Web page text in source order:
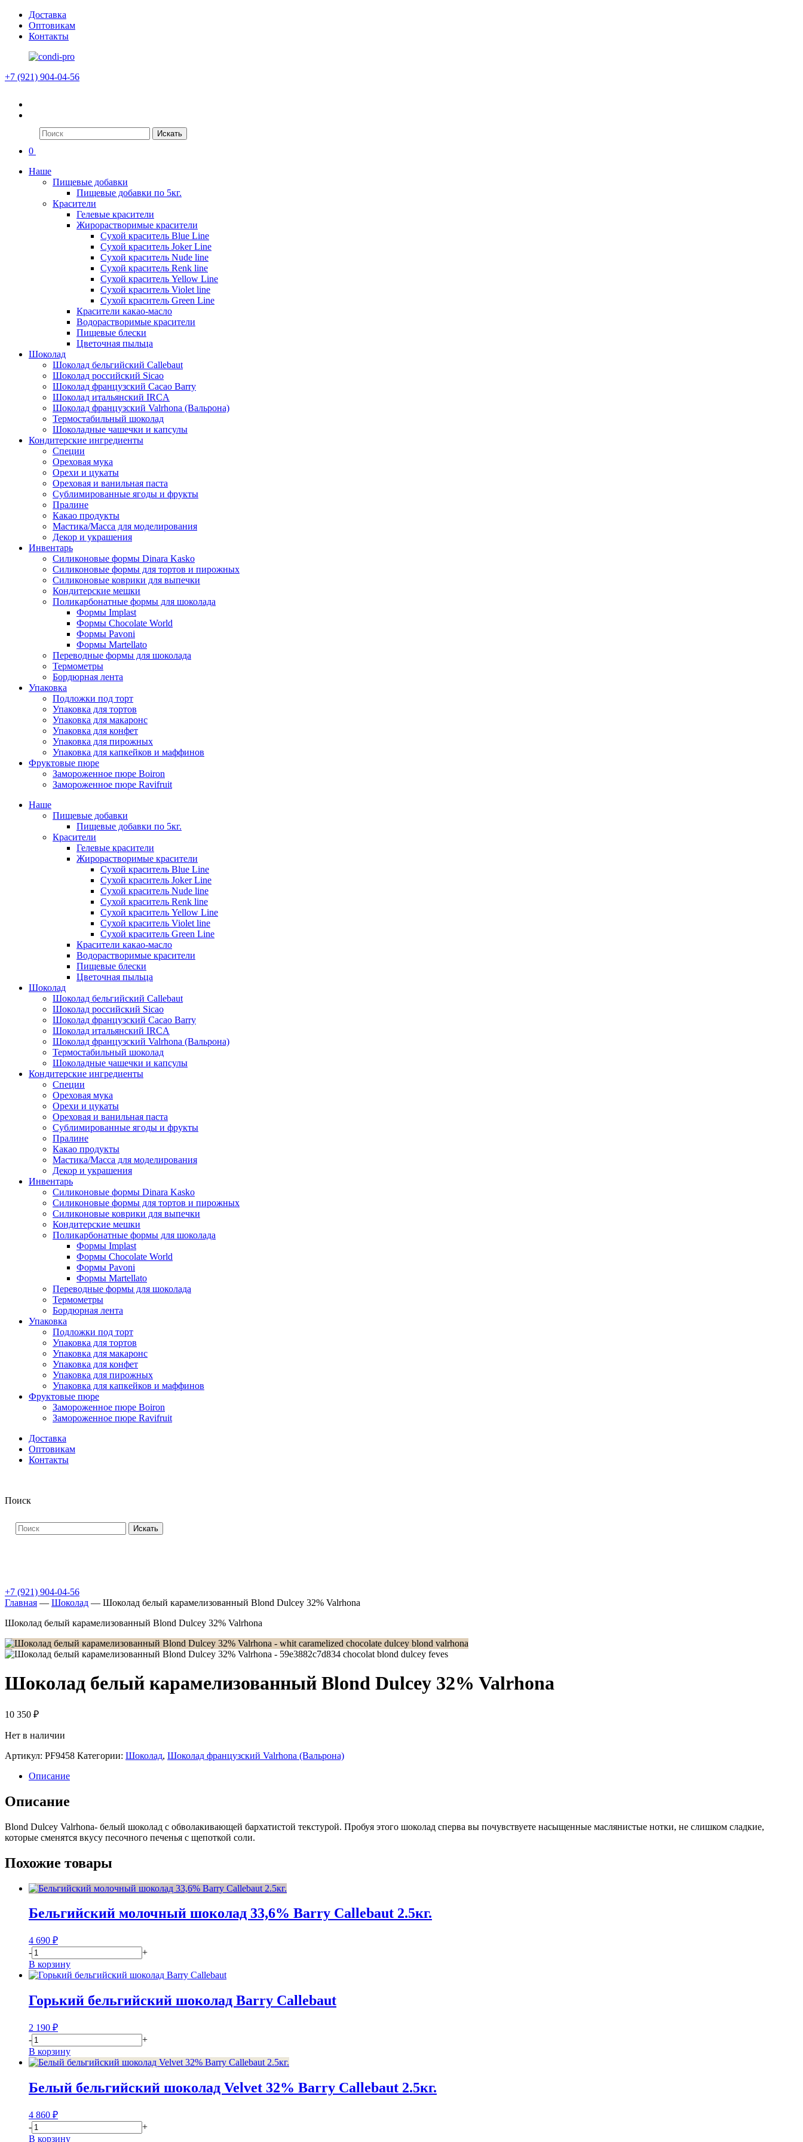
Доставка
Оптовикам
Контакты
+7 (921) 904-04-56
Искать
0
Наше
Пищевые добавки
Пищевые добавки по 5кг.
Красители
Гелевые красители
Жирорастворимые красители
Сухой краситель Blue Line
Сухой краситель Joker Line
Сухой краситель Nude line
Сухой краситель Renk line
Сухой краситель Yellow Line
Сухой краситель Violet line
Сухой краситель Green Line
Красители какао-масло
Водорастворимые красители
Пищевые блески
Цветочная пыльца
Шоколад
Шоколад бельгийский Callebaut
Шоколад российский Sicao
Шоколад французский Cacao Barry
Шоколад итальянский IRCA
Шоколад французский Valrhona (Вальрона)
Термостабильный шоколад
Шоколадные чашечки и капсулы
Кондитерские ингредиенты
Специи
Ореховая мука
Орехи и цукаты
Ореховая и ванильная паста
Сублимированные ягоды и фрукты
Пралине
Какао продукты
Мастика/Масса для моделирования
Декор и украшения
Инвентарь
Силиконовые формы Dinara Kasko
Силиконовые формы для тортов и пирожных
Силиконовые коврики для выпечки
Кондитерские мешки
Поликарбонатные формы для шоколада
Формы Implast
Формы Chocolate World
Формы Pavoni
Формы Martellato
Переводные формы для шоколада
Термометры
Бордюрная лента
Упаковка
Подложки под торт
Упаковка для тортов
Упаковка для макаронс
Упаковка для конфет
Упаковка для пирожных
Упаковка для капкейков и маффинов
Фруктовые пюре
Замороженное пюре Boiron
Замороженное пюре Ravifruit
Наше
Пищевые добавки
Пищевые добавки по 5кг.
Красители
Гелевые красители
Жирорастворимые красители
Сухой краситель Blue Line
Сухой краситель Joker Line
Сухой краситель Nude line
Сухой краситель Renk line
Сухой краситель Yellow Line
Сухой краситель Violet line
Сухой краситель Green Line
Красители какао-масло
Водорастворимые красители
Пищевые блески
Цветочная пыльца
Шоколад
Шоколад бельгийский Callebaut
Шоколад российский Sicao
Шоколад французский Cacao Barry
Шоколад итальянский IRCA
Шоколад французский Valrhona (Вальрона)
Термостабильный шоколад
Шоколадные чашечки и капсулы
Кондитерские ингредиенты
Специи
Ореховая мука
Орехи и цукаты
Ореховая и ванильная паста
Сублимированные ягоды и фрукты
Пралине
Какао продукты
Мастика/Масса для моделирования
Декор и украшения
Инвентарь
Силиконовые формы Dinara Kasko
Силиконовые формы для тортов и пирожных
Силиконовые коврики для выпечки
Кондитерские мешки
Поликарбонатные формы для шоколада
Формы Implast
Формы Chocolate World
Формы Pavoni
Формы Martellato
Переводные формы для шоколада
Термометры
Бордюрная лента
Упаковка
Подложки под торт
Упаковка для тортов
Упаковка для макаронс
Упаковка для конфет
Упаковка для пирожных
Упаковка для капкейков и маффинов
Фруктовые пюре
Замороженное пюре Boiron
Замороженное пюре Ravifruit
Доставка
Оптовикам
Контакты
Поиск
Искать
+7 (921) 904-04-56
Главная — Шоколад — Шоколад белый карамелизованный Blond Dulcey 32% Valrhona
Шоколад белый карамелизованный Blond Dulcey 32% Valrhona
Шоколад белый карамелизованный Blond Dulcey 32% Valrhona
10 350 ₽
Нет в наличии
Артикул: PF9458 Категории: Шоколад, Шоколад французский Valrhona (Вальрона)
Описание
Описание
Blond Dulcey Valrhona- белый шоколад с обволакивающей бархатистой текстурой. Пробуя этого шоколад сперва вы почувствуете насыщенные маслянистые нотки, не слишком сладкие,
которые сменятся вкусу песочного печенья с щепоткой соли.
Похожие товары
Бельгийский молочный шоколад 33,6% Barry Callebaut 2.5кг.
4 690 ₽
-
+
В корзину
Горький бельгийский шоколад Barry Callebaut
2 190 ₽
-
+
В корзину
Белый бельгийский шоколад Velvet 32% Barry Callebaut 2.5кг.
4 860 ₽
-
+
В корзину